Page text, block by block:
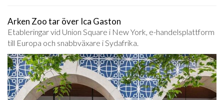
Arken Zoo tar över Ica Gaston
Etableringar vid Union Square i New York, e-handelsplattform
till Europa och snabbväxare i Sydafrika.